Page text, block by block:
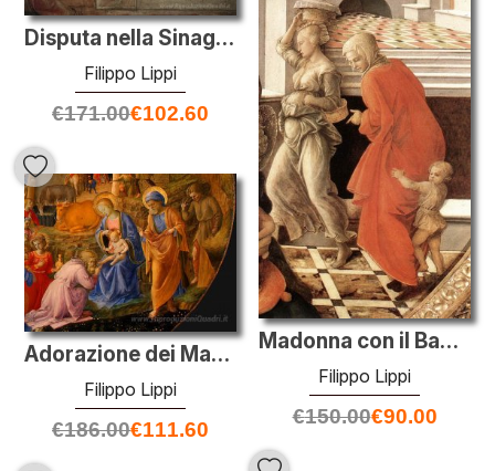
Disputa nella Sinagoga (particolare)
Filippo Lippi
€171.00€102.60
Madonna con il Bambino e Storie di S. Anna (particolare)
Filippo Lippi
€150.00€90.00
Adorazione dei Magi (particolare)
Filippo Lippi
€186.00€111.60